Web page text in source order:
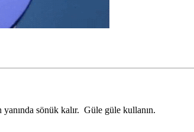
sönük kalır. Güle güle kullanın.